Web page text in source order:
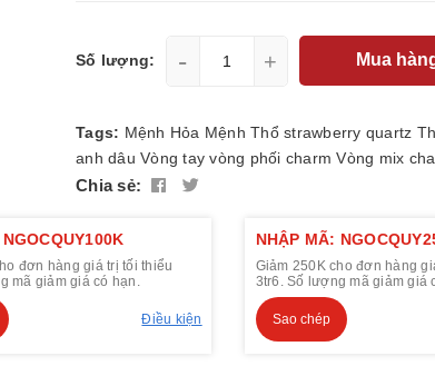
Số lượng: - + Mua
Tags: Mệnh Hỏa Mệnh Thổ strawberry quartz
anh dâu Vòng tay vòng phối charm Vòng mix
Chia sẻ:
đơn hàng giá trị tối thiểu
mã giảm giá có hạn.
Điều kiện
NHẬP MÃ:
Giảm 250K cho đơn hàng
3tr6. Số lượng mã giảm giá
Sao chép